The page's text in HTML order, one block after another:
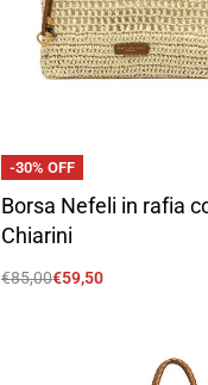
-30% OFF
Borsa Nefeli in rafia
Chiarini
€85,00€59,50